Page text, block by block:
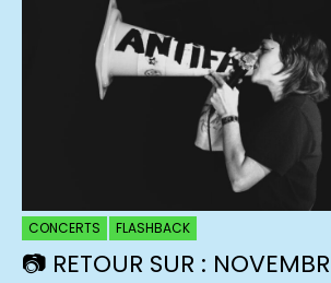
CONCERTS FLASHBACK
📷 RETOUR SUR :